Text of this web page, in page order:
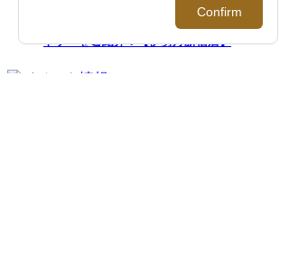
＜Re made in tokyo japan＞｜1枚でサマにな
る、夏を品よく快適に過ごすTシャツやカッ
トソーをご紹介！【伊勢丹新宿店】